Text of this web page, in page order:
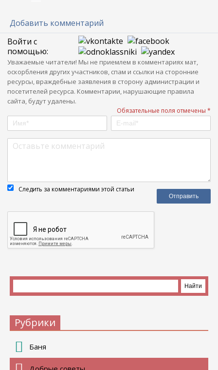
Добавить комментарий
Войти с
помощью:
Уважаемые читатели! Мы не приемлем в комментариях мат,
оскорбления других участников, спам и ссылки на сторонние
ресурсы, враждебные заявления в сторону администрации и
посетителей ресурса. Комментарии, нарушающие правила
сайта, будут удалены.
Обязательные поля отмечены *
Следить за комментариями этой статьи
Рубрики
Баня